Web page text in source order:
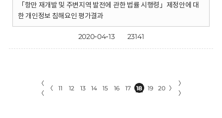
「항만 재개발 및 주변지역 발전에 관한 법률 시행령」제정안에 대
한 개인정보 침해요인 평가결과
2020-04-13 23141
〈
〈
〈 11 12 13 14 15 16 17 18 19 20 〉
〉
〉